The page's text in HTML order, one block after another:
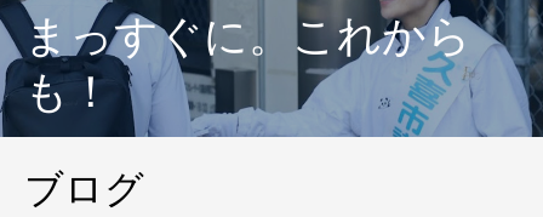
まっすぐに。これから
も！
ブログ